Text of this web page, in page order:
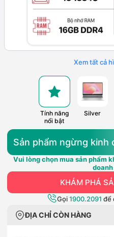
Xem tất cả
Tính năng
nổi bật
Silver
Sản phẩm ngừng kinh
Vui lòng chọn mua sản phẩm
KHÁM PHÁ
Gọi1900.2091 để
ĐỊA CHỈ CÒN HÀNG